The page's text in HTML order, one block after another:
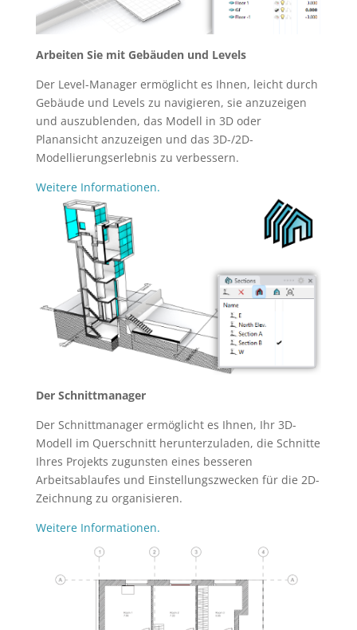
Arbeiten Sie mit Gebäuden und Levels
Der Level-Manager ermöglicht es Ihnen, leicht durch
Gebäude und Levels zu navigieren, sie anzuzeigen
und auszublenden, das Modell in 3D oder
Planansicht anzuzeigen und das 3D-/2D-
Modellierungserlebnis zu verbessern.
Weitere Informationen.
Der Schnittmanager
Der Schnittmanager ermöglicht es Ihnen, Ihr 3D-
Modell im Querschnitt herunterzuladen, die Schnitte
Ihres Projekts zugunsten eines besseren
Arbeitsablaufes und Einstellungszwecken für die 2D-
Zeichnung zu organisieren.
Weitere Informationen.